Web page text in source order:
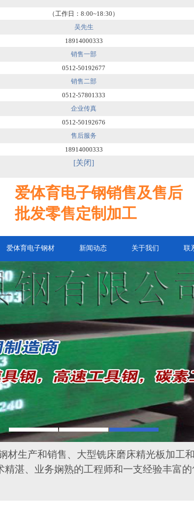
（工作日：8:00~18:30）
吴先生
18914000333
销售一部
0512-50192677
销售二部
0512-57801333
企业传真
0512-50192676
售后服务
18914000333
[关闭]
爱体育电子钢销售及售后
批发零售定制加工
爱体育电子钢材 新闻动态 关于我们 联
材生产和销售、大型铣床磨床精光板加工
湛、业务娴熟的工程师和一支经验丰富